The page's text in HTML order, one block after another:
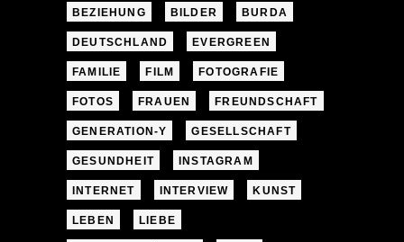
BEZIEHUNG BILDER BURDA
DEUTSCHLAND EVERGREEN
FAMILIE FILM FOTOGRAFIE
FOTOS FRAUEN FREUNDSCHAFT
GENERATION-Y GESELLSCHAFT
GESUNDHEIT INSTAGRAM
INTERNET INTERVIEW KUNST
LEBEN LIEBE